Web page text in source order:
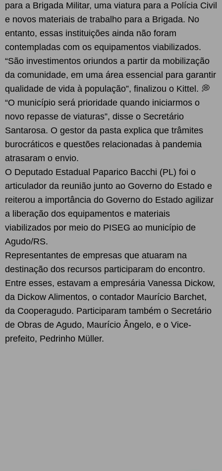
para a Brigada Militar, uma viatura para a Polícia Civil
e novos materiais de trabalho para a Brigada. No
entanto, essas instituições ainda não foram
contempladas com os equipamentos viabilizados.
“São investimentos oriundos a partir da mobilização
da comunidade, em uma área essencial para garantir
qualidade de vida à população”, finalizou o Kittel. 💭
“O município será prioridade quando iniciarmos o
novo repasse de viaturas”, disse o Secretário
Santarosa. O gestor da pasta explica que trâmites
burocráticos e questões relacionadas à pandemia
atrasaram o envio.
O Deputado Estadual Paparico Bacchi (PL) foi o
articulador da reunião junto ao Governo do Estado e
reiterou a importância do Governo do Estado agilizar
a liberação dos equipamentos e materiais
viabilizados por meio do PISEG ao município de
Agudo/RS.
Representantes de empresas que atuaram na
destinação dos recursos participaram do encontro.
Entre esses, estavam a empresária Vanessa Dickow,
da Dickow Alimentos, o contador Maurício Barchet,
da Cooperagudo. Participaram também o Secretário
de Obras de Agudo, Maurício Ângelo, e o Vice-
prefeito, Pedrinho Müller.